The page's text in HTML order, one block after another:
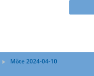
Möte 2024-04-10